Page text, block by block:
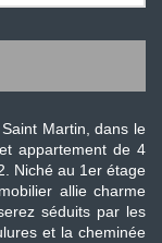
Martin, dans le
appartement de 4
Niché au 1er étage
allie charme
séduits par les
et la cheminée